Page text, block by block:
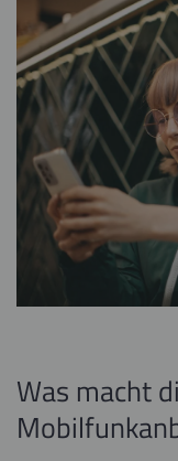
Was macht